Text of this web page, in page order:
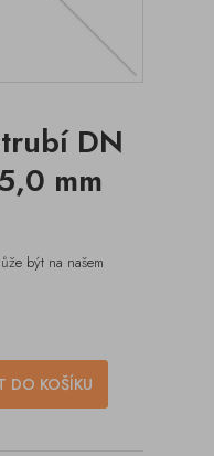
DN
mm
být na našem
DO KOŠÍKU